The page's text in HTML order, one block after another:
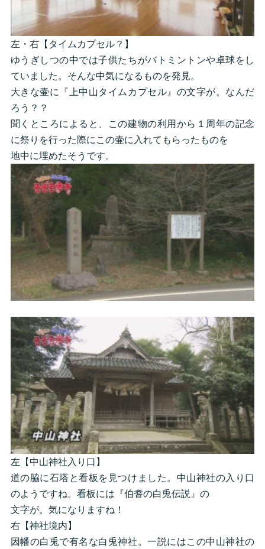
左・右【タイムカプセル？】
ゆうぎしつの中では子供たちがバトミントンや卓球をし
ていました。そんな中気になるものを発見。
大きな壷に『上中山タイムカプセル』の文字が。なんだ
ろう？？
聞くところによると、この建物の利用から１周年の記念
に祭りを行った際にこの壷に入れてもらったものを
地中に埋めたそうです。
左【中山神社入り口】
道の脇に石塔と看板を見つけました。中山神社の入り口
のようですね。看板には『伯耆の白兎伝説』の
文字が。気になりますね！
右【神社境内】
因幡の白兎で有名な白兎神社。一説にはこの中山神社の